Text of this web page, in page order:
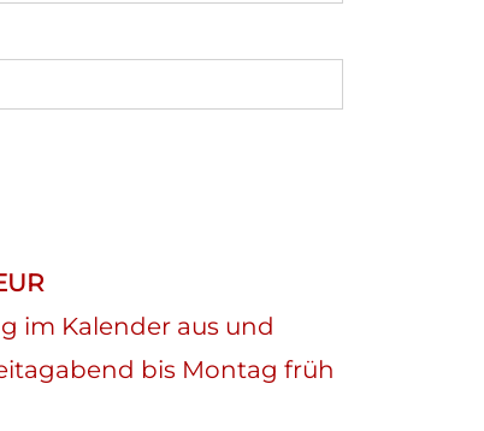
im Kalender aus und
bis Montag früh